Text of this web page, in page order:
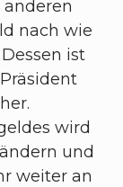
nach wie
ist
wird
und
weiter an